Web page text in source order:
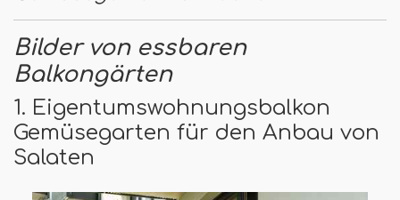
Bilder von essbaren
Balkongärten
1. Eigentumswohnungsbalkon
Gemüsegarten für den Anbau von
Salaten